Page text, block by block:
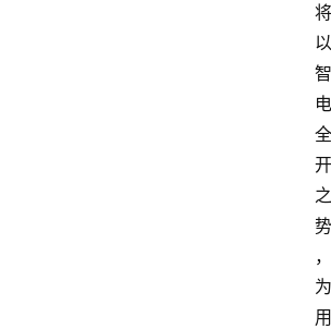
将
以
智
电
全
开
之
势
，
为
用